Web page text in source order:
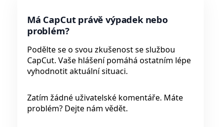
Má CapCut právě výpadek nebo
problém?
Podělte se o svou zkušenost se službou
CapCut. Vaše hlášení pomáhá ostatním lépe
vyhodnotit aktuální situaci.
Zatím žádné uživatelské komentáře. Máte
problém? Dejte nám vědět.